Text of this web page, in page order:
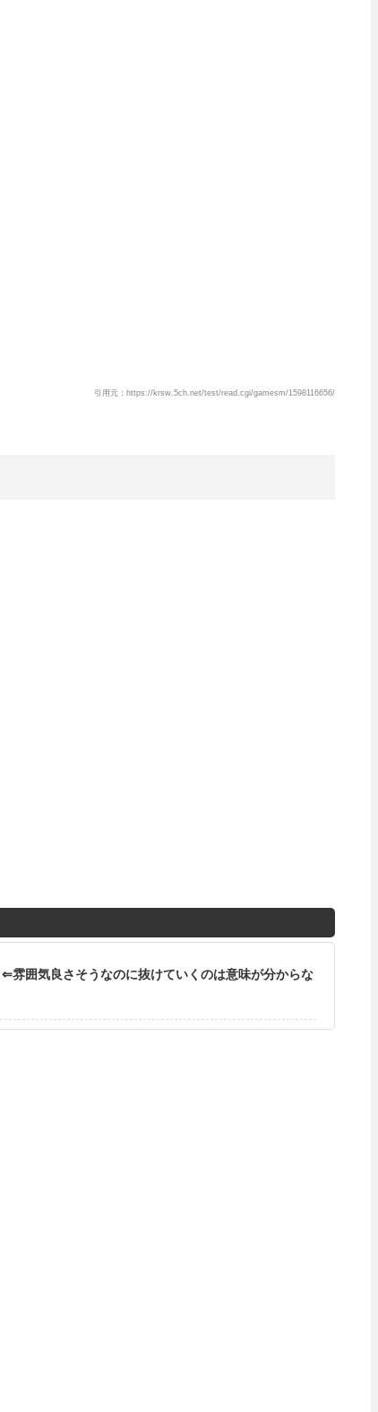
引用元：https://krsw.5ch.net/test/read.cgi/gamesm/1598116656/
⇐雰囲気良さそうなのに抜けていくのは意味が分からな